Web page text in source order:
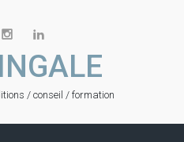
/ conseil / formation